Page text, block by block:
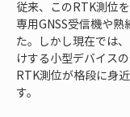
従来、このRTK測位
専用GNSS受信機や熟
た。しかし現在では
けする小型デバイス
RTK測位が格段に身
す。